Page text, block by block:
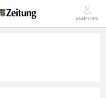
ANMELDEN